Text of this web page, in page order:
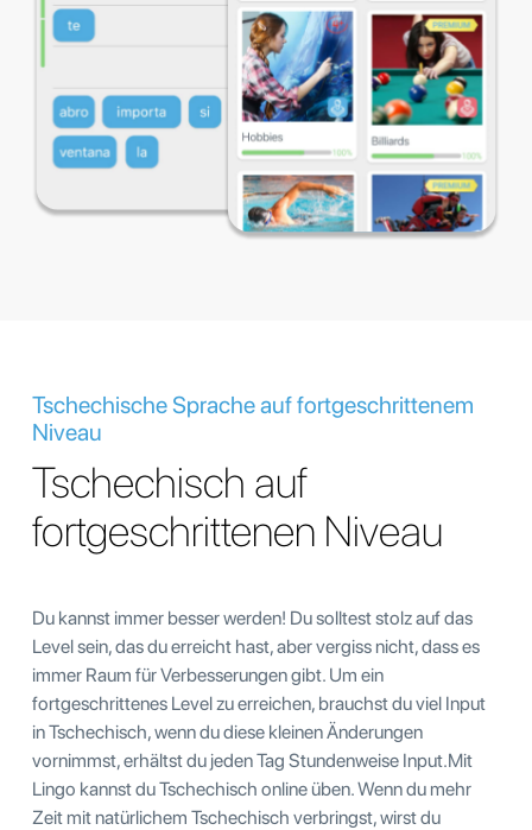
Tschechische Sprache auf fortgeschrittenem
Niveau
Tschechisch auf
fortgeschrittenen Niveau
Du kannst immer besser werden! Du solltest stolz auf das
Level sein, das du erreicht hast, aber vergiss nicht, dass es
immer Raum für Verbesserungen gibt. Um ein
fortgeschrittenes Level zu erreichen, brauchst du viel Input
in Tschechisch, wenn du diese kleinen Änderungen
vornimmst, erhältst du jeden Tag Stundenweise Input.Mit
Lingo kannst du Tschechisch online üben. Wenn du mehr
Zeit mit natürlichem Tschechisch verbringst, wirst du